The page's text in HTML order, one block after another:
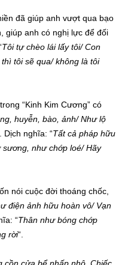
đã giúp anh vượt qua bạo
giúp anh có nghị lực để đối
Tôi tự chèo lái lấy tôi/ Con
tôi sẽ qua/ không là tôi
“Kinh Kim Cương” có
huyễn, bào, ảnh/ Như lộ
Dịch nghĩa: “Tất cả pháp hữu
như chớp loé/ Hãy
nói cuộc đời thoáng chốc,
điện ảnh hữu hoàn vô/ Vạn
“Thân như bóng chớp
rời“.